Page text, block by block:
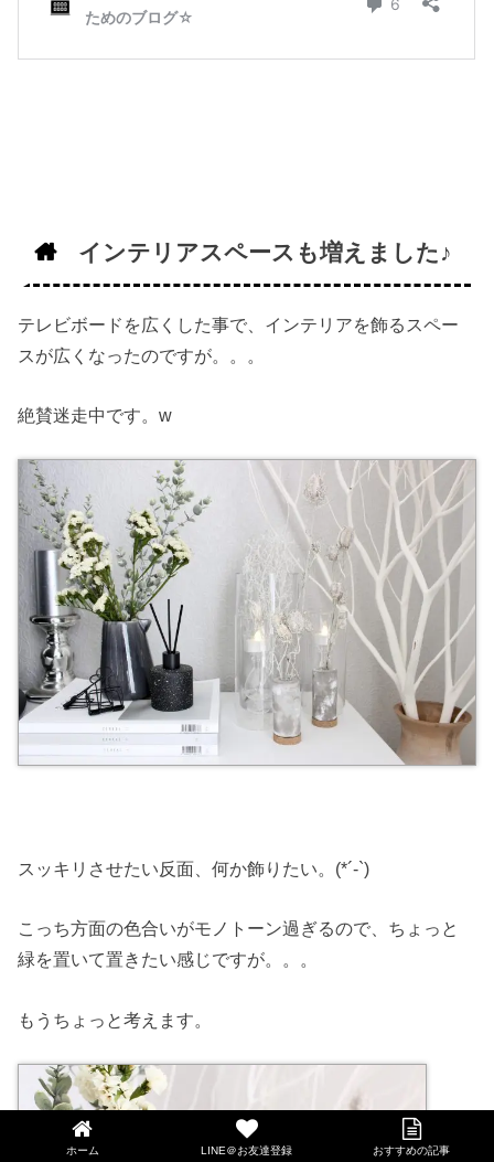
インテリアスペースも増えました♪
テレビボードを広くした事で、インテリアを飾るスペー
スが広くなったのですが。。。
絶賛迷走中です。w
スッキリさせたい反面、何か飾りたい。(*´-`)
こっち方面の色合いがモノトーン過ぎるので、ちょっと
緑を置いて置きたい感じですが。。。
もうちょっと考えます。
ホーム LINE＠お友達登録 おすすめの記事
LINE@